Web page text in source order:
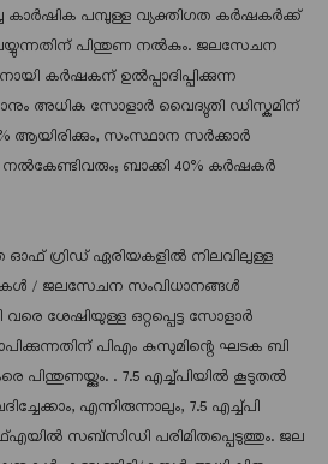
കാർഷിക പമ്പുള്ള വ്യക്തിഗത കർഷകർക്ക്
പിന്തുണ നൽകും. ജലസേചന
കർഷകന് ഉൽപ്പാദിപ്പിക്കുന്ന
അധിക സോളാർ വൈദ്യുതി ഡിസ്കമിന്
ആയിരിക്കും, സംസ്ഥാന സർക്കാർ
ബാക്കി 40% കർഷകർ
ഓഫ് ഗ്രിഡ് ഏരിയകളിൽ നിലവിലുള്ള
/ ജലസേചന സംവിധാനങ്ങൾ
വരെ ശേഷിയുള്ള ഒറ്റപ്പെട്ട സോളാർ
പിഎം കുസുമിന്റെ ഘടക ബി
പിന്തുണയ്ക്കും. . 7.5 എച്ച്‌പിയിൽ കൂടുതൽ
എന്നിരുന്നാലും, 7.5 എച്ച്‌പി
സബ്‌സിഡി പരിമിതപ്പെടുത്തും. ജല